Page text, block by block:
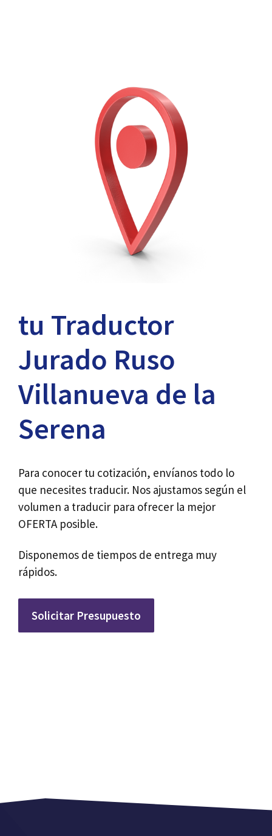
tu Traductor
Jurado Ruso
Villanueva de la
Serena
Para conocer tu cotización, envíanos todo lo
que necesites traducir. Nos ajustamos según el
volumen a traducir para ofrecer la mejor
OFERTA posible.
Disponemos de tiempos de entrega muy
rápidos.
Solicitar Presupuesto